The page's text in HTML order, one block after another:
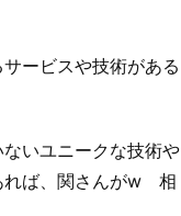
ービスや技術がある
いユニークな技術や
れば、関さんがw 相